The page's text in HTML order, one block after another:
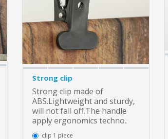
Strong clip
Strong clip made of
ABS.Lightweight and sturdy,
will not fall off.The handle
apply ergonomics techno..
clip 1 piece